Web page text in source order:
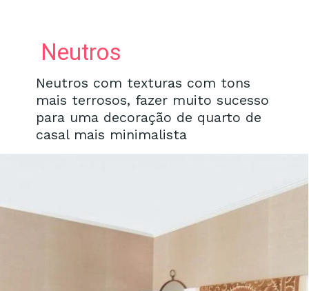
Neutros com texturas com tons
mais terrosos, fazer muito sucesso
para uma decoração de quarto de
casal mais minimalista
Neutros